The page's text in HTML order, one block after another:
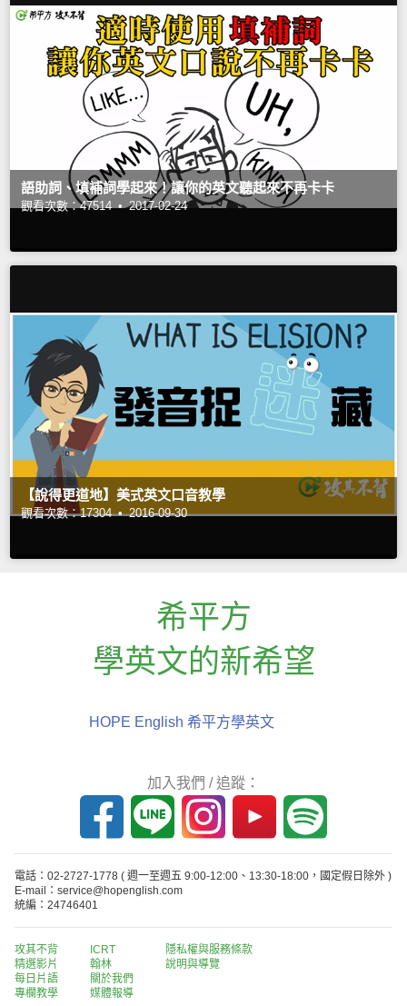
語助詞、填補詞學起來！讓你的英文聽起來不再卡卡
觀看次數：47514 • 2017-02-24
【說得更道地】美式英文口音教學
觀看次數：17304 • 2016-09-30
希平方
學英文的新希望
HOPE English 希平方學英文
加入我們 / 追蹤：
電話：02-2727-1778 ( 週一至週五 9:00-12:00、13:30-18:00，國定假日除外 )
E-mail：service@hopenglish.com
統編：24746401
攻其不背
精選影片
每日片語
專欄教學
ICRT
翰林
關於我們
媒體報導
隱私權與服務條款
說明與導覽